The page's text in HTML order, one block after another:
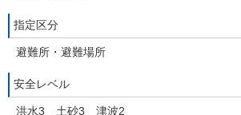
指定区分
避難所・避難場所
安全レベル
洪水3 土砂3 津波2